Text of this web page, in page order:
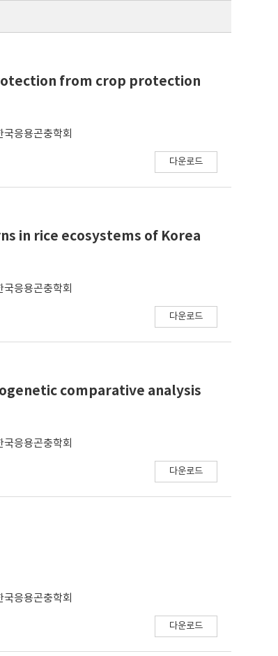
from crop protection
국응용곤충학회
다운로드
in rice ecosystems of Korea
국응용곤충학회
다운로드
comparative analysis
국응용곤충학회
다운로드
국응용곤충학회
다운로드